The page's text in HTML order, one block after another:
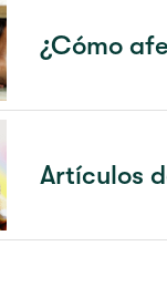
¿Cómo
Artículos